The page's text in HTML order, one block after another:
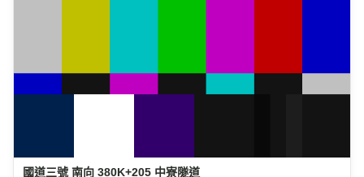
國道三號 南向 380K+205 中寮隧道